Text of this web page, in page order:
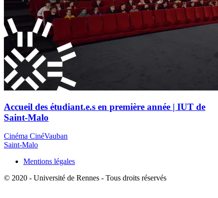
Accueil des étudiant.e.s en première année | IUT de
Saint-Malo
Cinéma CinéVauban
Saint-Malo
Mentions légales
© 2020 - Université de Rennes - Tous droits réservés